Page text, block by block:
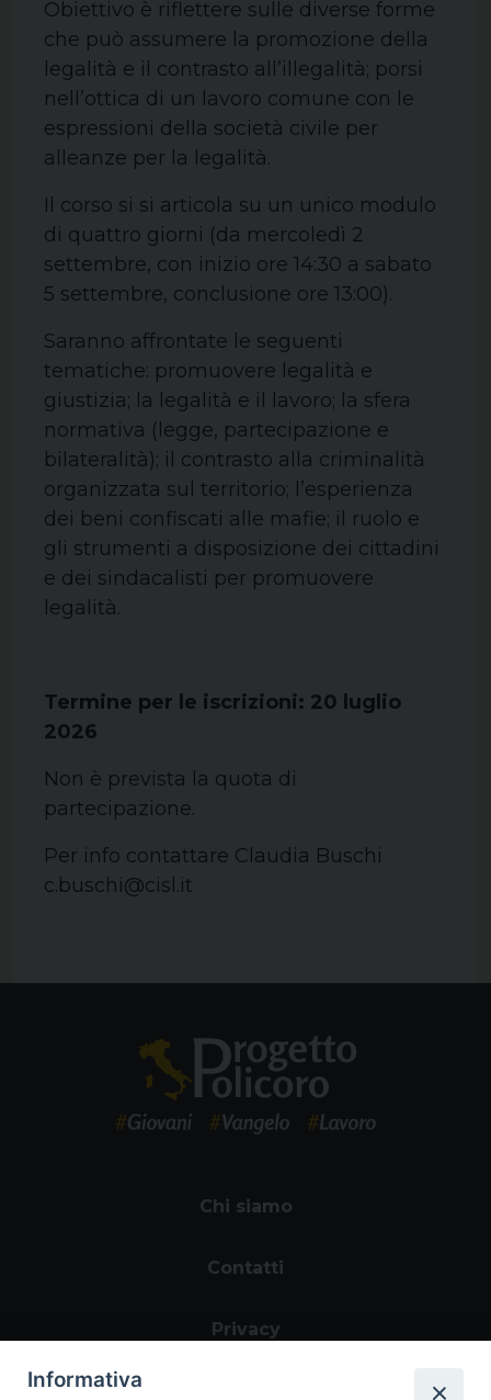
Obiettivo è riflettere sulle diverse forme
che può assumere la promozione della
legalità e il contrasto all’illegalità; porsi
nell’ottica di un lavoro comune con le
espressioni della società civile per
alleanze per la legalità.
Il corso si si articola su un unico modulo
di quattro giorni (da mercoledì 2
settembre, con inizio ore 14:30 a sabato
5 settembre, conclusione ore 13:00).
Saranno affrontate le seguenti
tematiche: promuovere legalità e
giustizia; la legalità e il lavoro; la sfera
normativa (legge, partecipazione e
bilateralità); il contrasto alla criminalità
organizzata sul territorio; l’esperienza
dei beni confiscati alle mafie; il ruolo e
gli strumenti a disposizione dei cittadini
e dei sindacalisti per promuovere
legalità.
Termine per le iscrizioni: 20 luglio
2026
Non è prevista la quota di
partecipazione.
Per info contattare Claudia Buschi
c.buschi@cisl.it
Chi siamo
Contatti
Privacy
Informativa